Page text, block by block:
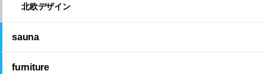
北欧デザイン
sauna
furniture